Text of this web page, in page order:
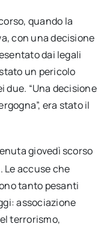
quando la
con una decisione
dai legali
un pericolo
due. “Una decisione
era stato il
giovedì scorso
Le accuse che
tanto pesanti
associazione
terrorismo,